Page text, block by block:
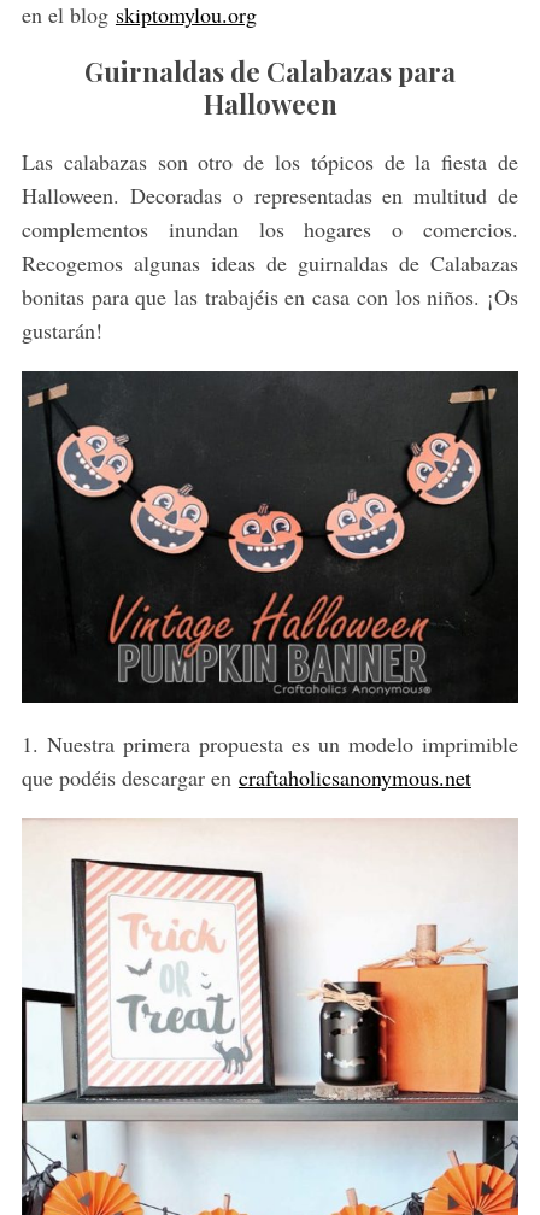
en el blog skiptomylou.org
Guirnaldas de Calabazas para
Halloween
Las calabazas son otro de los tópicos de la fiesta de
Halloween. Decoradas o representadas en multitud de
complementos inundan los hogares o comercios.
Recogemos algunas ideas de guirnaldas de Calabazas
bonitas para que las trabajéis en casa con los niños. ¡Os
gustarán!
1. Nuestra primera propuesta es un modelo imprimible
que podéis descargar en craftaholicsanonymous.net